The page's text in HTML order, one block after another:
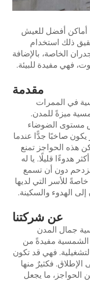
أفضل للعيش
ذلك استخدام
الخاصة، بالإضافة
مفيدة للبيئة.
مقدمة
الممرات
ميزةً للمدن.
الضوضاء
صاخبًا جدًّا عندما
الحواجز تمنع
قليلًا. يا له
دون أن تسمع
للأسر التي لديها
الهدوء والسكينة.
عن شركتنا
المدن
مفيدةً من
فهي قد تكون
فكثيرٌ منها
ما يجعل